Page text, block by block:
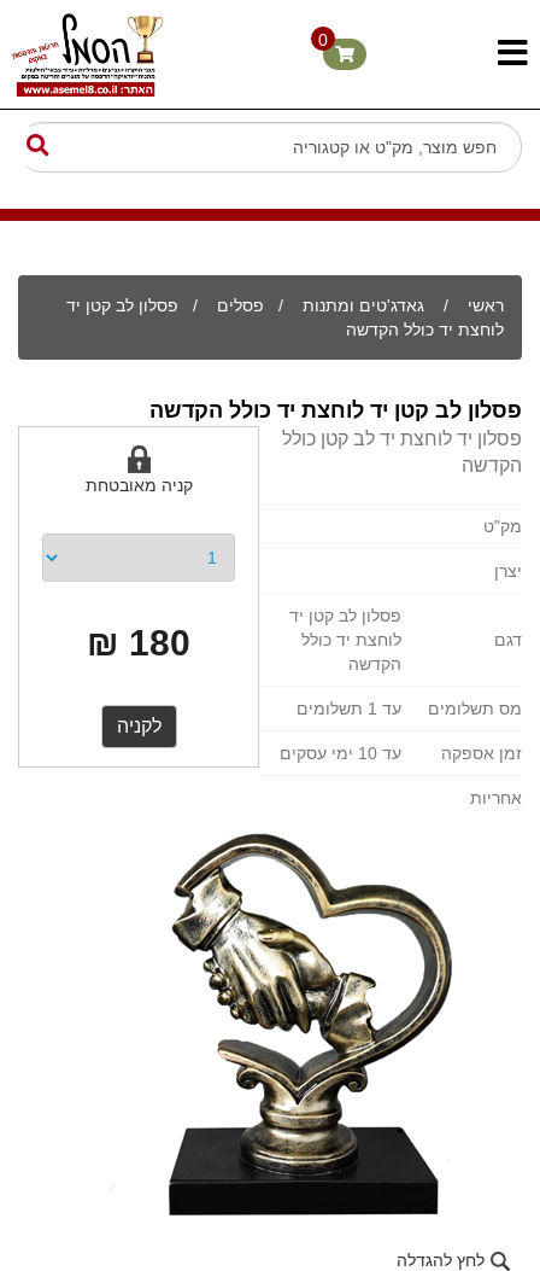
0
ראשי / גאדג'טים ומתנות / פסלים
/ פסלון לב קטן יד
לוחצת יד כולל הקדשה
פסלון לב קטן יד לוחצת יד כולל הקדשה
קניה מאובטחת
180 ₪
פסלון יד לוחצת יד לב קטן כולל
הקדשה
מק"ט
יצרן
דגם
פסלון לב קטן יד
לוחצת יד כולל
הקדשה
מס תשלומים עד 1 תשלומים
זמן אספקה עד 10 ימי עסקים
אחריות
לחץ להגדלה